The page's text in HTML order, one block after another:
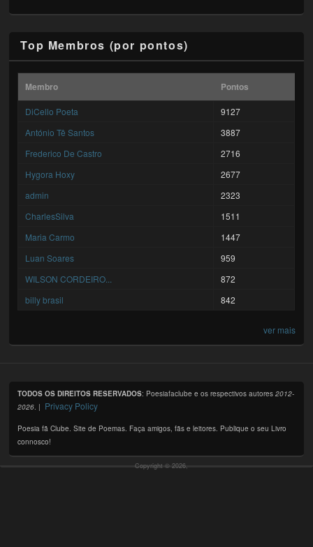
Top Membros (por pontos)
Membro Pontos
DiCello Poeta
9127
António Tê Santos
3887
Frederico De Castro
2716
Hygora Hoxy
2677
admin
2323
CharlesSilva
1511
Maria Carmo
1447
Luan Soares
959
WILSON CORDEIRO...
872
billy brasil
842
ver mais
TODOS OS DIREITOS RESERVADOS: Poesiafaclube e os respectivos autores2012-
2026. | Privacy Policy
Poesia fã Clube. Site de Poemas. Faça amigos, fãs e leitores. Publique o seu Livro
connosco!
Copyright © 2026,